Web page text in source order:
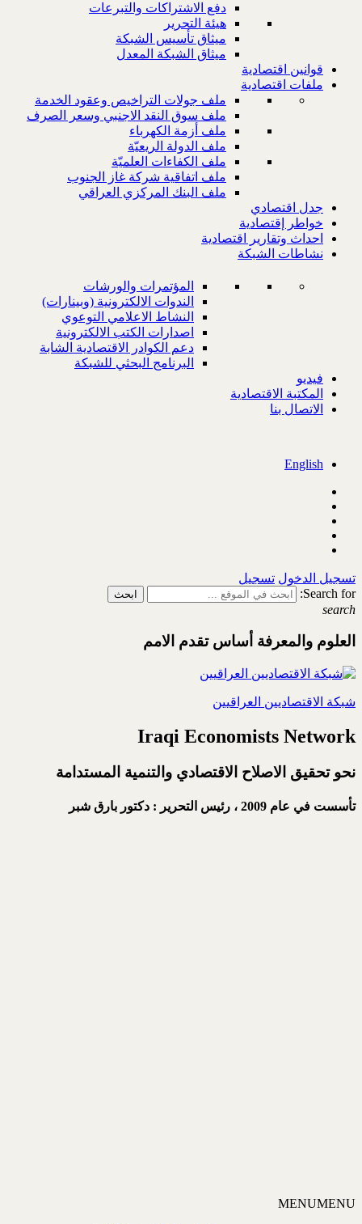
دفع الاشتراكات والتبرعات
هيئة التحرير
ميثاق تأسيس الشبكة
ميثاق الشبكة المعدل
قوانين اقتصادية
ملفات اقتصادية
ملف جولات التراخيص وعقود الخدمة
ملف سوق النقد الاجنبي وسعر الصرف
ملف أزمة الكهرباء
ملف الدولة الريعيّة
ملف الكفاءات العلميّة
ملف اتفاقية شركة غاز الجنوب
ملف البنك المركزي العراقي
جدل اقتصادي
خواطر إقتصادية
احداث وتقارير اقتصادية
نشاطات الشبكة
المؤتمرات والورشات
الندوات الالكترونية (وبينارات)
النشاط الاعلامي التوعوي
اصدارات الكتب الالكترونية
دعم الكوادر الاقتصادية الشابة
البرنامج البحثي للشبكة
فيديو
المكتبة الاقتصادية
الاتصال بنا
English
تسجيل الدخول تسجيل
Search for:
search
العلوم والمعرفة أساس تقدم الامم
شبكة الاقتصاديين العراقيين
Iraqi Economists Network
نحو تحقيق الاصلاح الاقتصادي والتنمية المستدامة
تأسست في عام 2009 ، رئيس التحرير : دكتور بارق شبر
MENUMENU